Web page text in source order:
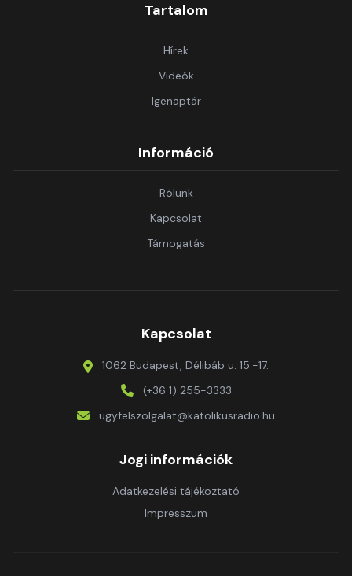
Tartalom
Hírek
Videók
Igenaptár
Információ
Rólunk
Kapcsolat
Támogatás
Kapcsolat
1062 Budapest, Délibáb u. 15.-17.
(+36 1) 255-3333
ugyfelszolgalat@katolikusradio.hu
Jogi információk
Adatkezelési tájékoztató
Impresszum